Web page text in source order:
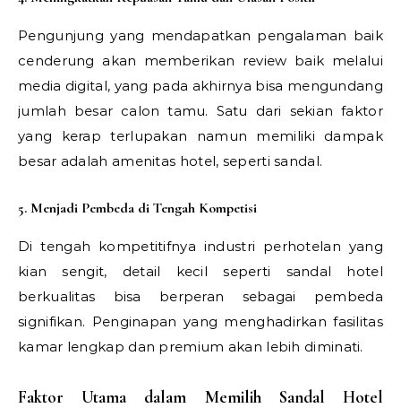
Pengunjung yang mendapatkan pengalaman baik
cenderung akan memberikan review baik melalui
media digital, yang pada akhirnya bisa mengundang
jumlah besar calon tamu. Satu dari sekian faktor
yang kerap terlupakan namun memiliki dampak
besar adalah amenitas hotel, seperti sandal.
5. Menjadi Pembeda di Tengah Kompetisi
Di tengah kompetitifnya industri perhotelan yang
kian sengit, detail kecil seperti sandal hotel
berkualitas bisa berperan sebagai pembeda
signifikan. Penginapan yang menghadirkan fasilitas
kamar lengkap dan premium akan lebih diminati.
Faktor Utama dalam Memilih Sandal Hotel